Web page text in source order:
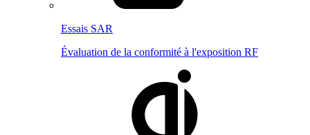
Essais SAR
Évaluation de la conformité à l'exposition RF